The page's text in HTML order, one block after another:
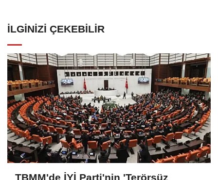
İLGINIZI ÇEKEBILIR
TBMM'de İYİ Parti'nin 'Terörsüz